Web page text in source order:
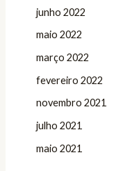
junho 2022
maio 2022
março 2022
fevereiro 2022
novembro 2021
julho 2021
maio 2021